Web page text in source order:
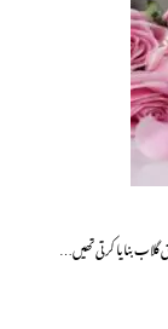
بنایا کرتی تھیں…